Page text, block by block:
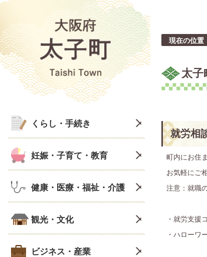
くらし・手続き
妊娠・子育て・教育
健康・医療・福祉・介護
観光・文化
ビジネス・産業
現在の位置
太子
就労相
町内にお住
お気軽にご
注意：就職
・就労支援
・ハローワ